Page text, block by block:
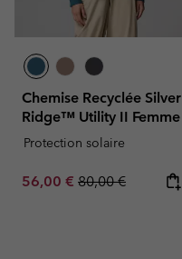
Chemise Recyclée Silver
Ridge™ Utility II Femme
Protection solaire
Sale price:
56,00 € Regular price:
80,00 €